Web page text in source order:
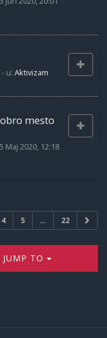
- u: Aktivizam
mesto
Maj 2020, 12:18
4 5 … 22
TO